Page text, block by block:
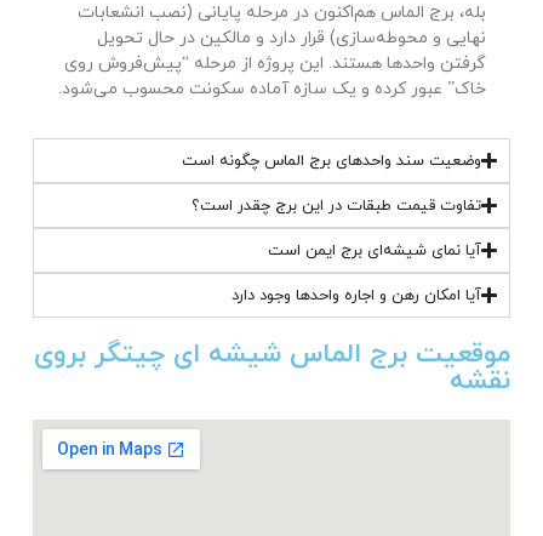
بله، برج الماس هم‌اکنون در مرحله پایانی (نصب انشعابات
نهایی و محوطه‌سازی) قرار دارد و مالکین در حال تحویل
گرفتن واحدها هستند. این پروژه از مرحله “پیش‌فروش روی
خاک” عبور کرده و یک سازه آماده سکونت محسوب می‌شود.
وضعیت سند واحدهای برج الماس چگونه است
تفاوت قیمت طبقات در این برج چقدر است؟
آیا نمای شیشه‌ای برج ایمن است
آیا امکان رهن و اجاره واحدها وجود دارد
موقعیت برج الماس شیشه ای چیتگر بروی
نقشه